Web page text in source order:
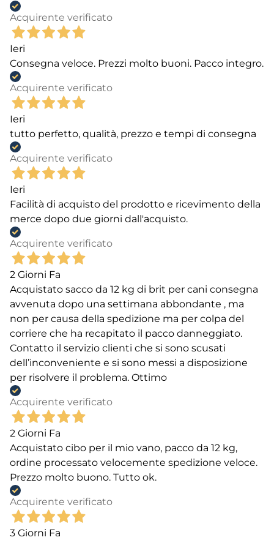
Acquirente verificato
Ieri
Consegna veloce. Prezzi molto buoni. Pacco integro.
Acquirente verificato
Ieri
tutto perfetto, qualità, prezzo e tempi di consegna
Acquirente verificato
Ieri
Facilità di acquisto del prodotto e ricevimento della
merce dopo due giorni dall'acquisto.
Acquirente verificato
2 Giorni Fa
Acquistato sacco da 12 kg di brit per cani consegna
avvenuta dopo una settimana abbondante , ma
non per causa della spedizione ma per colpa del
corriere che ha recapitato il pacco danneggiato.
Contatto il servizio clienti che si sono scusati
dell’inconveniente e si sono messi a disposizione
per risolvere il problema. Ottimo
Acquirente verificato
2 Giorni Fa
Acquistato cibo per il mio vano, pacco da 12 kg,
ordine processato velocemente spedizione veloce.
Prezzo molto buono. Tutto ok.
Acquirente verificato
3 Giorni Fa